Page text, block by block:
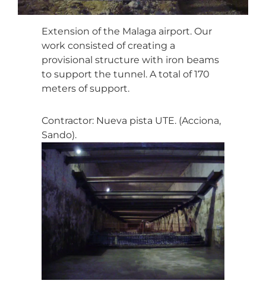
Extension of the Malaga airport. Our
work consisted of creating a
provisional structure with iron beams
to support the tunnel. A total of 170
meters of support.
Contractor: Nueva pista UTE. (Acciona,
Sando).